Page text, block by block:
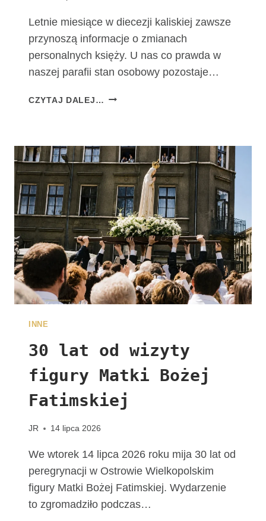
Letnie miesiące w diecezji kaliskiej zawsze
przynoszą informacje o zmianach
personalnych księży. U nas co prawda w
naszej parafii stan osobowy pozostaje…
CZYTAJ DALEJ… Z
Y
P
S
O
N
A
L
N
E
E
C
Z
A
L
S
K
INNE
30 lat od wizyty
figury Matki Bożej
Fatimskiej
JR 14 lipca 2026
We wtorek 14 lipca 2026 roku mija 30 lat od
peregrynacji w Ostrowie Wielkopolskim
figury Matki Bożej Fatimskiej. Wydarzenie
to zgromadziło podczas…